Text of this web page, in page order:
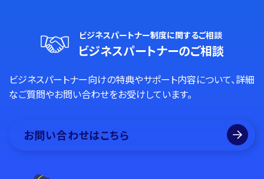
ビジネスパートナー制度に関するご相談
ビジネスパートナーのご相談
ビジネスパートナー向けの特典やサポート内容について、詳細
なご質問やお問い合わせをお受けしています。
お問い合わせはこちら